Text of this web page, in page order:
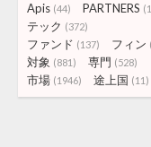
Apis (44) PARTNERS
テック (372)
ファンド (137) フィン
対象 (881) 専門 (528)
市場 (1946) 途上国 (11)